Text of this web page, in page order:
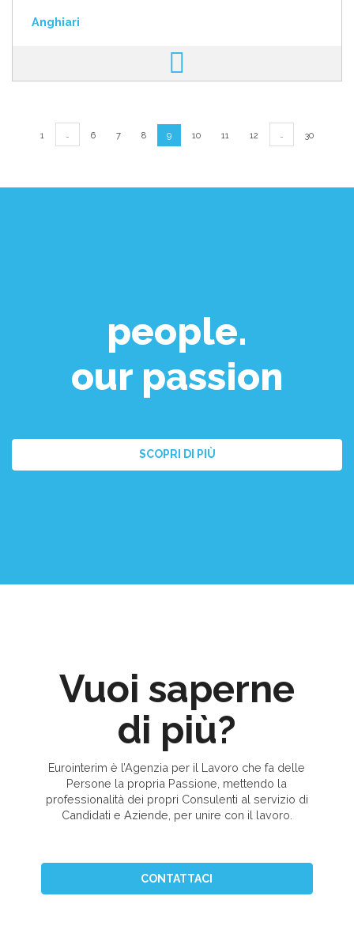
Anghiari
1 6 7 8 9 10 11 12 30
people.
our passion
SCOPRI DI PIÙ
Vuoi saperne
di più?
Eurointerim è l’Agenzia per il Lavoro che fa delle
Persone la propria Passione, mettendo la
professionalità dei propri Consulenti al servizio di
Candidati e Aziende, per unire con il lavoro.
CONTATTACI